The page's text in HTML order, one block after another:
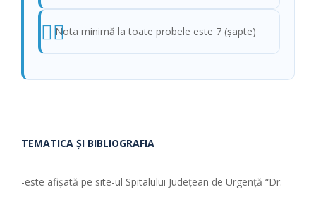
Nota minimă la toate probele este 7 (şapte)
TEMATICA ŞI BIBLIOGRAFIA
-este afişată pe site-ul Spitalului Judeţean de Urgenţă “Dr.